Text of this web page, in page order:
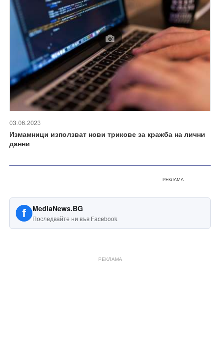
03.06.2023
Измамници използват нови трикове за кражба на лични
данни
РЕКЛАМА
f MediaNews.BG
Последвайте ни във Facebook
РЕКЛАМА